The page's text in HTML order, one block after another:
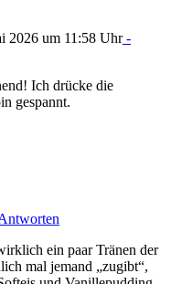
2026 um 11:58 Uhr-
Ich drücke die
gespannt.
ein paar Tränen der
mal jemand „zugibt“,